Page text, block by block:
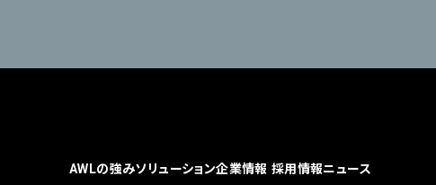
AWLの強みソリューション企業情報 採用情報ニュース